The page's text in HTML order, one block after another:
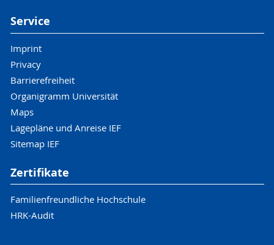
Service
Imprint
Privacy
Barrierefreiheit
Organigramm Universität
Maps
Lagepläne und Anreise IEF
Sitemap IEF
Zertifikate
Familienfreundliche Hochschule
HRK-Audit